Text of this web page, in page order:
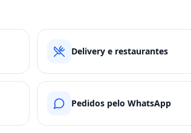
Delivery e restaurantes
Pedidos pelo WhatsApp